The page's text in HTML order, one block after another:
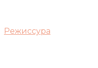
Режиссура